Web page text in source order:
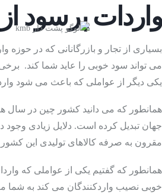
واردات پرسود
بسیاری از تجار و بازرگانانی که در حوزه
می تواند سود خوبی را عاید شما کند.
یکی دیگر از عواملی که باعث می شود
همانطور که می دانید کشور چین در سال
جهان تبدیل کرده است. دلایل زیادی وجود
مقرون به صرفه کالاهای تولیدی این کشور
همانطور که گفتیم یکی از عواملی که
خوبی نصیب واردکنندگان می کند به شما